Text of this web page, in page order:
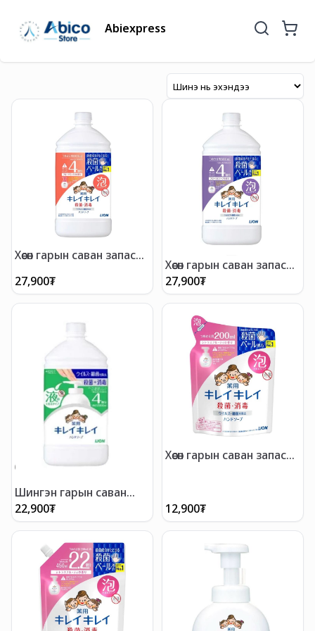
Abiexpress
Хөөсөн гарын саван запас
27,900₮
Хөөсөн гарын саван запас
800мл
27,900₮
Шингэн гарын саван
запас 800мл
22,900₮
Хөөсөн гарын саван запас
12,900₮